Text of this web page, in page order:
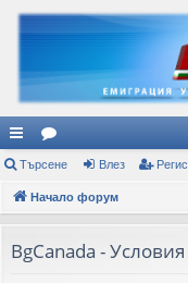
ъ
рз
вр
ор
ум
Търсене Влез
Начало форум
BgCanada -